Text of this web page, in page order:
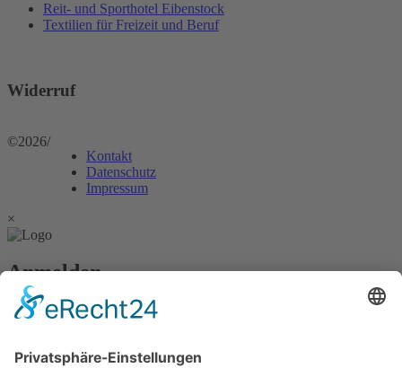
Reit- und Sporthotel Eibenstock
Textilien für Freizeit und Beruf
Widerruf
©2026/
Kontakt
Datenschutz
Impressum
×
Anmelden